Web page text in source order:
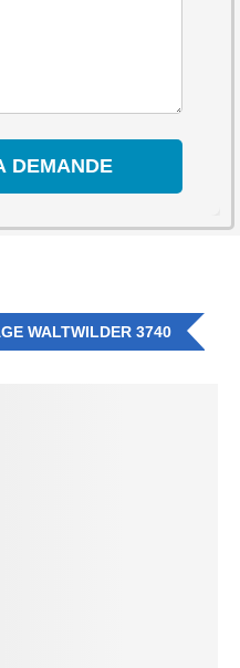
WALTWILDER 3740